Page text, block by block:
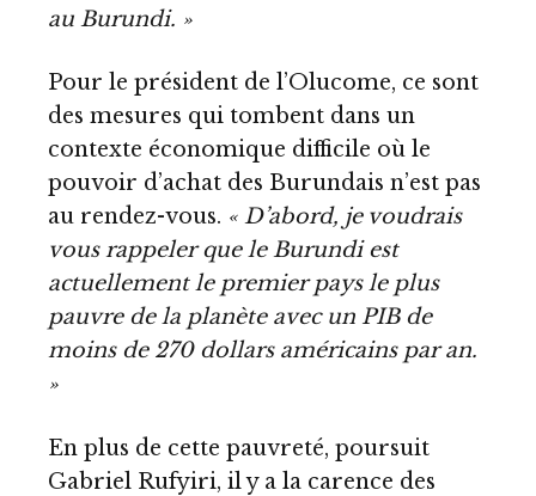
au Burundi. »
Pour le président de l’Olucome, ce sont
des mesures qui tombent dans un
contexte économique difficile où le
pouvoir d’achat des Burundais n’est pas
au rendez-vous. « D’abord, je voudrais
vous rappeler que le Burundi est
actuellement le premier pays le plus
pauvre de la planète avec un PIB de
moins de 270 dollars américains par an.
»
En plus de cette pauvreté, poursuit
Gabriel Rufyiri, il y a la carence des